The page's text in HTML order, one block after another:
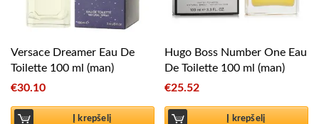
Versace Dreamer Eau De
Toilette 100 ml (man)
€30.10
Į krepšelį
Hugo Boss Number One Eau
De Toilette 100 ml (man)
€25.52
Į krepšelį